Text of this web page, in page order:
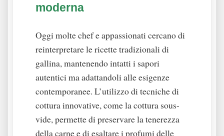
moderna
Oggi molte chef e appassionati cercano di
reinterpretare le ricette tradizionali di
gallina, mantenendo intatti i sapori
autentici ma adattandoli alle esigenze
contemporanee. L’utilizzo di tecniche di
cottura innovative, come la cottura sous-
vide, permette di preservare la tenerezza
della carne e di esaltare i profumi delle